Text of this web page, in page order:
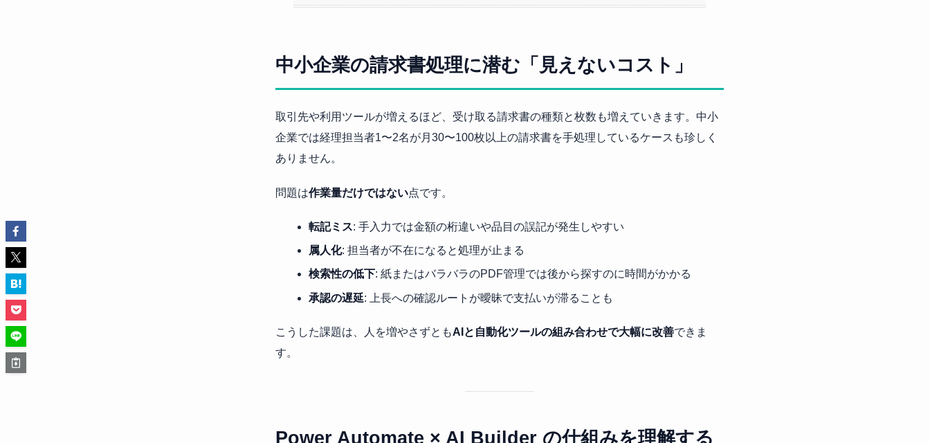
中小企業の請求書処理に潜む「見えないコスト」
取引先や利用ツールが増えるほど、受け取る請求書の種類と枚数も増えていきます。中小
企業では経理担当者1〜2名が月30〜100枚以上の請求書を手処理しているケースも珍しく
ありません。
問題は作業量だけではない点です。
転記ミス: 手入力では金額の桁違いや品目の誤記が発生しやすい
属人化: 担当者が不在になると処理が止まる
検索性の低下: 紙またはバラバラのPDF管理では後から探すのに時間がかかる
承認の遅延: 上長への確認ルートが曖昧で支払いが滞ることも
こうした課題は、人を増やさずともAIと自動化ツールの組み合わせで大幅に改善できま
す。
Power Automate × AI Builder の仕組みを理解する